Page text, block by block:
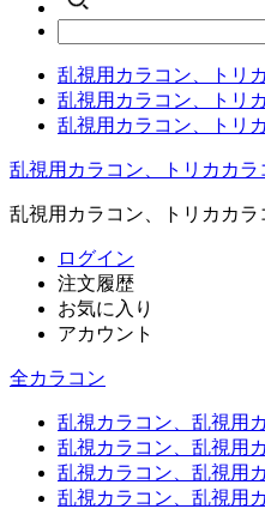
乱視用カラコン、トリ
乱視用カラコン、トリ
乱視用カラコン、トリ
乱視用カラコン、トリカカ
乱視用カラコン、トリカカ
ログイン
注文履歴
お気に入り
アカウント
全カラコン
乱視カラコン、乱視用
乱視カラコン、乱視用
乱視カラコン、乱視用
乱視カラコン、乱視用